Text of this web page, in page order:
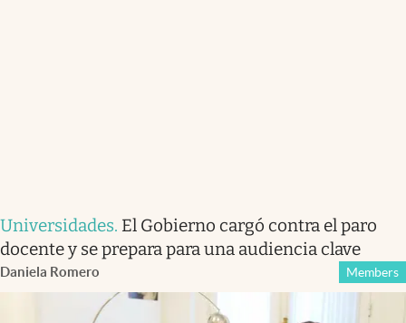
Universidades. El Gobierno cargó contra el paro
docente y se prepara para una audiencia clave
Daniela Romero Members